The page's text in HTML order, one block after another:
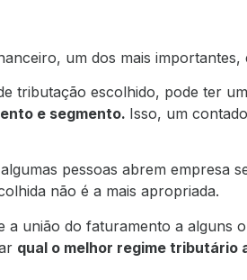
um dos mais importantes,
tributação escolhido, pode ter um
e segmento. Isso, um
pessoas abrem empresa
não é a mais apropriada.
a união do faturamento a alguns
qual o melhor regime tributário